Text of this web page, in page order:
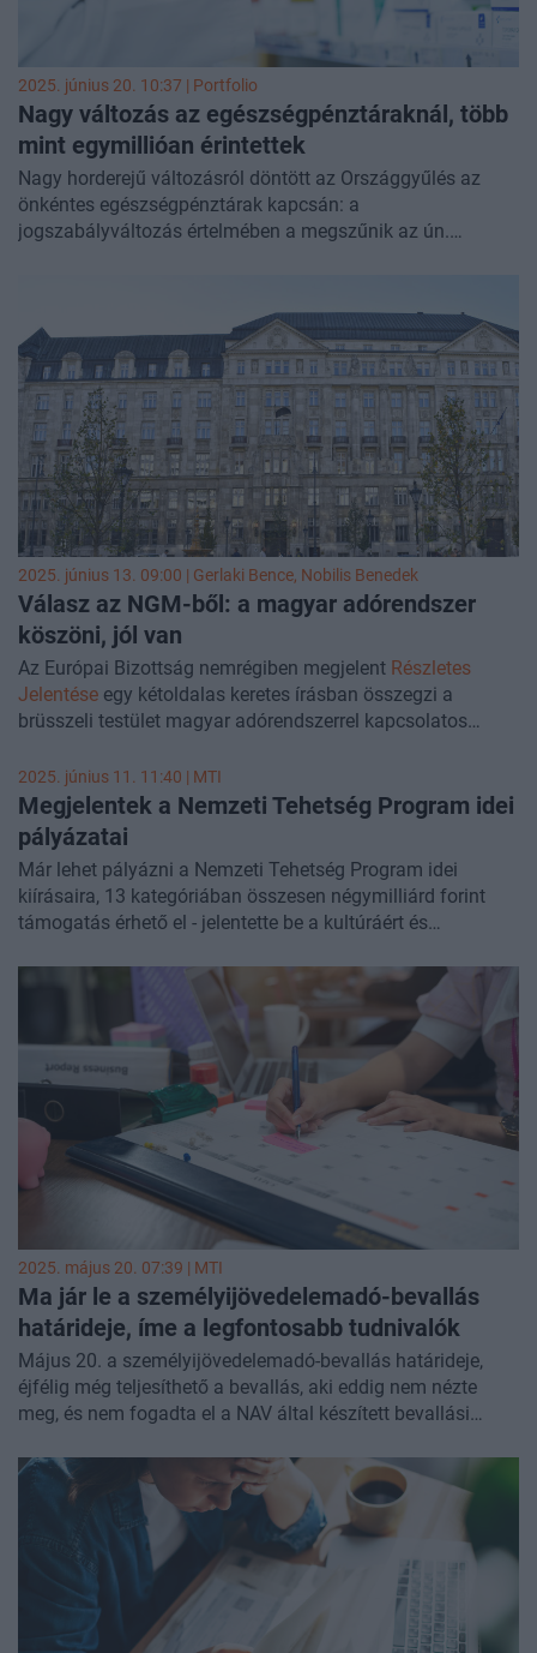
2025. június 20. 10:37 | Portfolio
Nagy változás az egészségpénztáraknál, több
mint egymillióan érintettek
Nagy horderejű változásról döntött az Országgyűlés az
önkéntes egészségpénztárak kapcsán: a
jogszabályváltozás értelmében a megszűnik az ún.
munkáltatók befizetései azonnal felhasználhatóvá válnak
minden területen, így ezentúl féléves várakozás nélkül
igényelhetnek a tagok például lakáshitel-törlesztéshez,
gyermekszületéshez, beiskolázáshoz, felsőoktatási
tandíjhoz, idősgondozáshoz kapcsolódó kifizetést is –
közölte az Önkéntes Pénztárak Országos Szövetsége
(ÖPOSZ).
2025. június 13. 09:00 | Gerlaki Bence, Nobilis Benedek
Válasz az NGM-ből: a magyar adórendszer
köszöni, jól van
Az Európai Bizottság nemrégiben megjelent Részletes
Jelentése egy kétoldalas keretes írásban összegzi a
brüsszeli testület magyar adórendszerrel kapcsolatos
új, az anyag tömören összefoglalja azokat a rendszeresen
ismételt kritikákat, amelyek a Bizottság anyagaiban
minduntalan visszaköszönnek – és melyekkel
kapcsolatban a testület többnyire ignorálja a
szakminisztérium ellenvetéseit. A magyar adórendszer
egyértelműen a családok támogatására, a gyermekvállalás
ösztönzésére és a munkavállalásra ösztönöz, miközben a
hogy ezt a rendszert tovább erősítse, Magyarország
forrásait továbbra is a magyar családokra és
vállalkozásokra fordítsa. Európa legnagyobb
adócsökkentési programjának köszönhetően így duplájára
fog emelkedni a családi adókedvezmény összege, SZJA-
mentessé válnak a három, majd fokozatosan a
kétgyermekes édesanyák is.
2025. június 11. 11:40 | MTI
Megjelentek a Nemzeti Tehetség Program idei
pályázatai
Már lehet pályázni a Nemzeti Tehetség Program idei
kiírásaira, 13 kategóriában összesen négymilliárd forint
támogatás érhető el - jelentette be a kultúráért és
2025. május 20. 07:39 | MTI
Ma jár le a személyijövedelemadó-bevallás
határideje, íme a legfontosabb tudnivalók
Május 20. a személyijövedelemadó-bevallás határideje,
éjfélig még teljesíthető a bevallás, aki eddig nem nézte
meg, és nem fogadta el a NAV által készített bevallási
bevallássá válik - közölte a Nemzeti Adó- és Vámhivatal
(NAV) az MTI-vel.